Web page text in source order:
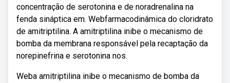
concentração de serotonina e de noradrenalina na
fenda sináptica em. Webfarmacodinâmica do cloridrato
de amitriptilina. A amitriptilina inibe o mecanismo de
bomba da membrana responsável pela recaptação da
norepinefrina e serotonina nos.
Weba amitriptilina inibe o mecanismo de bomba da